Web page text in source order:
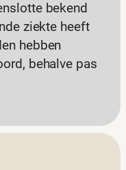
bekend
ziekte heeft
hebben
behalve pas